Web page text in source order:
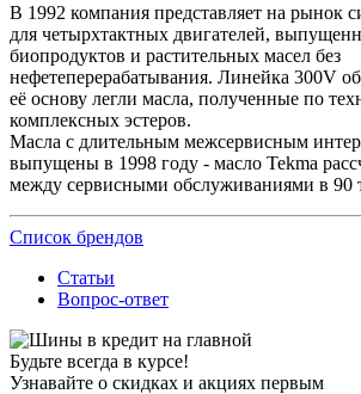
В 1992 компания представляет на рынок
для четырхтактных двигателей,
биопродуктов и растительных масел без
нефетеперерабатывания. Линейка 300V
её основу легли масла, полученные по
комплексных эстеров.
Масла с длительным межсервисным
выпущены в 1998 году - масло Tekma
между сервисными обслуживаниями в 90
Список брендов
Статьи
Вопрос-ответ
Будьте всегда в курсе!
Узнавайте о скидках и акциях первым